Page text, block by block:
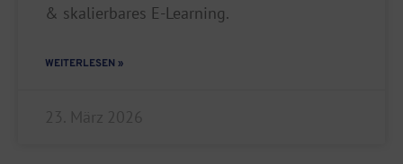
& skalierbares E-Learning.
WEITERLESEN »
23. März 2026